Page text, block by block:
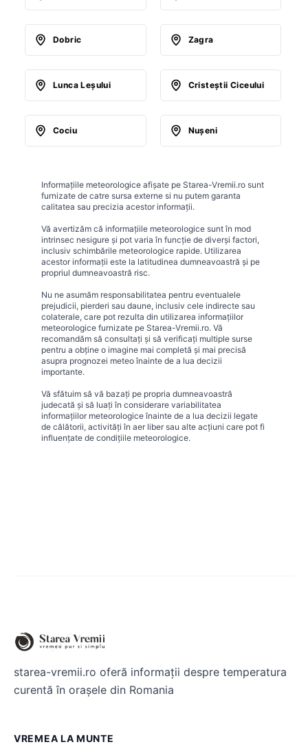
Dobric Zagra
Lunca Leşului Cristeştii Ciceului
Cociu Nuşeni
Informațiile meteorologice afișate pe Starea-Vremii.ro sunt
furnizate de catre sursa externe si nu putem garanta
calitatea sau precizia acestor informații.
Vă avertizăm că informațiile meteorologice sunt în mod
intrinsec nesigure și pot varia în funcție de diverși factori,
inclusiv schimbările meteorologice rapide. Utilizarea
acestor informații este la latitudinea dumneavoastră și pe
propriul dumneavoastră risc.
Nu ne asumăm responsabilitatea pentru eventualele
prejudicii, pierderi sau daune, inclusiv cele indirecte sau
colaterale, care pot rezulta din utilizarea informațiilor
meteorologice furnizate pe Starea-Vremii.ro. Vă
recomandăm să consultați și să verificați multiple surse
pentru a obține o imagine mai completă și mai precisă
asupra prognozei meteo înainte de a lua decizii
importante.
Vă sfătuim să vă bazați pe propria dumneavoastră
judecată și să luați în considerare variabilitatea
informațiilor meteorologice înainte de a lua decizii legate
de călătorii, activități în aer liber sau alte acțiuni care pot fi
influențate de condițiile meteorologice.
starea-vremii.ro oferă informații despre temperatura
curentă în orașele din Romania
VREMEA LA MUNTE